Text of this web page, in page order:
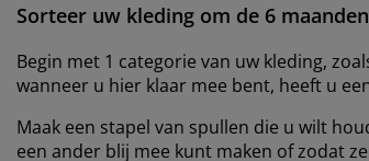
Sorteer uw kleding om de 6 maanden
Begin met 1 categorie van uw kleding,
wanneer u hier klaar mee bent, heeft u
Maak een stapel van spullen die u wilt
een ander blij mee kunt maken of zodat